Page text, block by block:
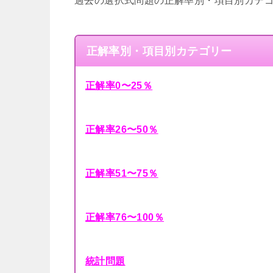
正解率別・項目別カテゴリー
正解率0〜25％
正解率26〜50％
正解率51〜75％
正解率76〜100％
統計問題